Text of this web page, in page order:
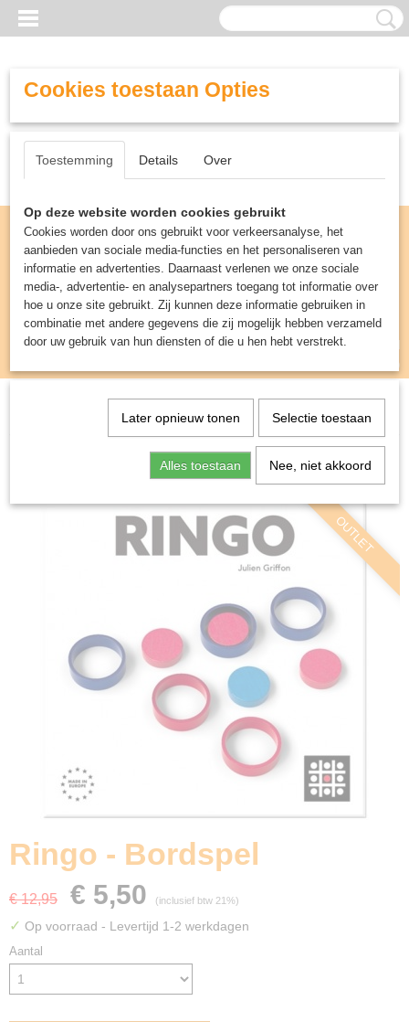
Inloggen Registreren
UW WINKELWAGEN
(0)
Spellen & Puzzels> Ringo - Bordspel
OUTLET
Ringo - Bordspel
€ 12,95 € 5,50 (inclusief btw 21%)
✓ Op voorraad - Levertijd 1-2 werkdagen
Aantal
Cookies toestaan Opties
Toestemming Details Over
Op deze website worden cookies gebruikt
Cookies worden door ons gebruikt voor verkeersanalyse, het
aanbieden van sociale media-functies en het personaliseren van
informatie en advertenties. Daarnaast verlenen we onze sociale
media-, advertentie- en analysepartners toegang tot informatie over
hoe u onze site gebruikt. Zij kunnen deze informatie gebruiken in
combinatie met andere gegevens die zij mogelijk hebben verzameld
door uw gebruik van hun diensten of die u hen hebt verstrekt.
Later opnieuw tonen Selectie toestaan
Alles toestaan Nee, niet akkoord